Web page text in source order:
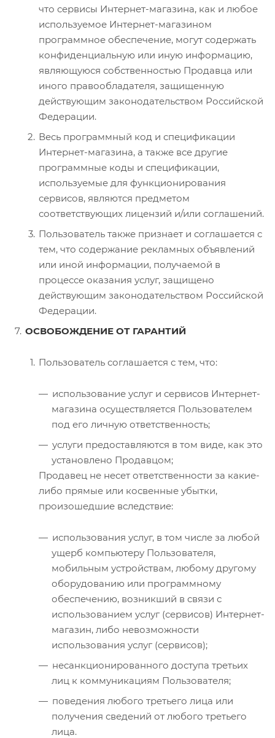
что сервисы Интернет-магазина, как и любое
используемое Интернет-магазином
программное обеспечение, могут содержать
конфиденциальную или иную информацию,
являющуюся собственностью Продавца или
иного правообладателя, защищенную
действующим законодательством Российской
Федерации.
Весь программный код и спецификации
Интернет-магазина, а также все другие
программные коды и спецификации,
используемые для функционирования
сервисов, являются предметом
соответствующих лицензий и/или соглашений.
Пользователь также признает и соглашается с
тем, что содержание рекламных объявлений
или иной информации, получаемой в
процессе оказания услуг, защищено
действующим законодательством Российской
Федерации.
ОСВОБОЖДЕНИЕ ОТ ГАРАНТИЙ
Пользователь соглашается с тем, что:
использование услуг и сервисов Интернет-
магазина осуществляется Пользователем
под его личную ответственность;
услуги предоставляются в том виде, как это
установлено Продавцом;
Продавец не несет ответственности за какие-
либо прямые или косвенные убытки,
произошедшие вследствие:
использования услуг, в том числе за любой
ущерб компьютеру Пользователя,
мобильным устройствам, любому другому
оборудованию или программному
обеспечению, возникший в связи с
использованием услуг (сервисов) Интернет-
магазин, либо невозможности
использования услуг (сервисов);
несанкционированного доступа третьих
лиц к коммуникациям Пользователя;
поведения любого третьего лица или
получения сведений от любого третьего
лица.